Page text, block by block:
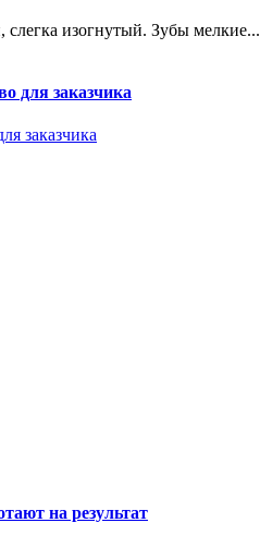
изогнутый. Зубы мелкие...
для заказчика
на результат